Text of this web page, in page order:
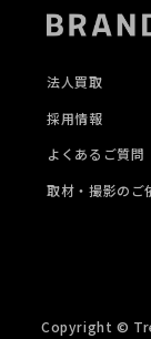
法人買取
採用情報
よくあるご質問
取材・撮影のご
Copyright ©